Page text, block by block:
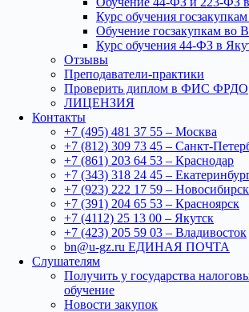
Курс обучения
Обучение госзакупкам во
Курс обучения 44-ФЗ в
Отзывы
Преподаватели-практики
Проверить диплом в ФИС ФРДО
ЛИЦЕНЗИЯ
Контакты
+7 (495) 481 37 55 – Москва
+7 (812) 309 73 45 – Санкт-
+7 (861) 203 64 53 – Краснодар
+7 (343) 318 24 45 –
+7 (923) 222 17 59 – Новосибирск
+7 (391) 204 65 53 – Красноярск
+7 (4112) 25 13 00 – Якутск
+7 (423) 205 59 03 – Владивосток
bn@u-gz.ru ЕДИНАЯ ПОЧТА
Слушателям
Получить у государства
обучение
Новости закупок